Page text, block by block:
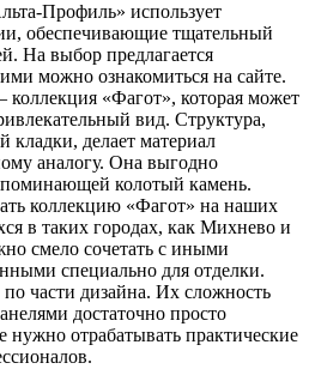
Профиль» использует
обеспечивающие тщательный
На выбор предлагается
можно ознакомиться на сайте.
коллекция «Фагот», которая может
вид. Структура,
кладки, делает материал
аналогу. Она выгодно
колотый камень.
коллекцию «Фагот» на наших
в таких городах, как Михнево и
смело сочетать с иными
специально для отделки.
части дизайна. Их сложность
достаточно просто
нужно отрабатывать практические